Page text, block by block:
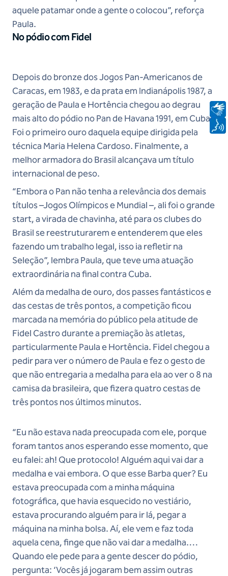
aquele patamar onde a gente o colocou”, reforça
Paula.
No pódio com Fidel
Depois do bronze dos Jogos Pan-Americanos de
Caracas, em 1983, e da prata em Indianápolis 1987, a
geração de Paula e Hortência chegou ao degrau
mais alto do pódio no Pan de Havana 1991, em Cuba.
Foi o primeiro ouro daquela equipe dirigida pela
técnica Maria Helena Cardoso. Finalmente, a
melhor armadora do Brasil alcançava um título
internacional de peso.
“Embora o Pan não tenha a relevância dos demais
títulos –Jogos Olímpicos e Mundial –, ali foi o grande
start, a virada de chavinha, até para os clubes do
Brasil se reestruturarem e entenderem que eles
fazendo um trabalho legal, isso ia refletir na
Seleção”, lembra Paula, que teve uma atuação
extraordinária na final contra Cuba.
Além da medalha de ouro, dos passes fantásticos e
das cestas de três pontos, a competição ficou
marcada na memória do público pela atitude de
Fidel Castro durante a premiação às atletas,
particularmente Paula e Hortência. Fidel chegou a
pedir para ver o número de Paula e fez o gesto de
que não entregaria a medalha para ela ao ver o 8 na
camisa da brasileira, que fizera quatro cestas de
três pontos nos últimos minutos.
“Eu não estava nada preocupada com ele, porque
foram tantos anos esperando esse momento, que
eu falei: ah! Que protocolo! Alguém aqui vai dar a
medalha e vai embora. O que esse Barba quer? Eu
estava preocupada com a minha máquina
fotográfica, que havia esquecido no vestiário,
estava procurando alguém para ir lá, pegar a
máquina na minha bolsa. Aí, ele vem e faz toda
aquela cena, finge que não vai dar a medalha.
Quando ele pede para a gente descer do pódio,
pergunta: ‘Vocês já jogaram bem assim outras